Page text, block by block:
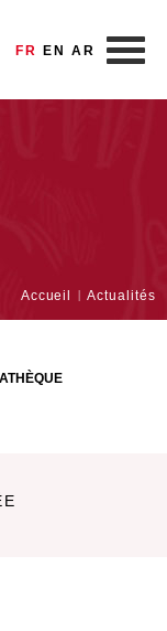
FR EN AR
Accueil Actualités